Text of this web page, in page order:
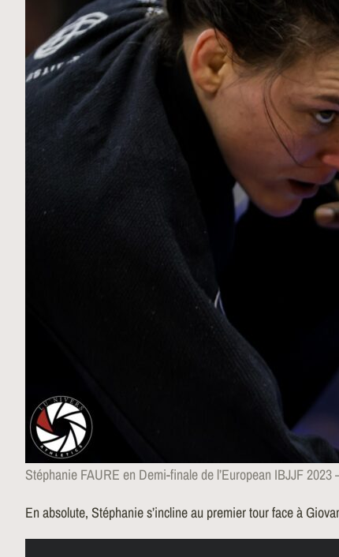
Stéphanie FAURE en Demi-finale de l’European IBJJF 2023
En absolute, Stéphanie s’incline au premier tour face à